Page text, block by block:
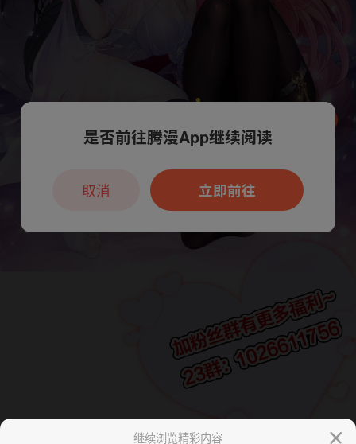
继续浏览精彩内容
本章节仅支持App阅读，可打开App新用
户7天免费看
是否前往腾漫App继续阅读
立即前往
取消